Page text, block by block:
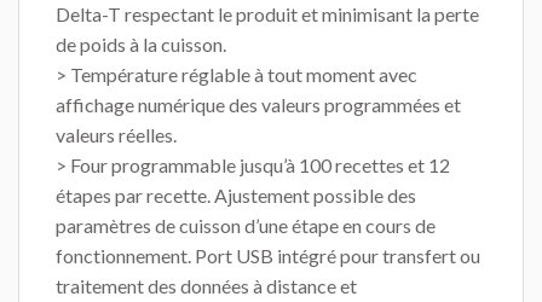
Delta-T respectant le produit et minimisant la perte
de poids à la cuisson.
> Température réglable à tout moment avec
affichage numérique des valeurs programmées et
valeurs réelles.
> Four programmable jusqu’à 100 recettes et 12
étapes par recette. Ajustement possible des
paramètres de cuisson d’une étape en cours de
fonctionnement. Port USB intégré pour transfert ou
traitement des données à distance et